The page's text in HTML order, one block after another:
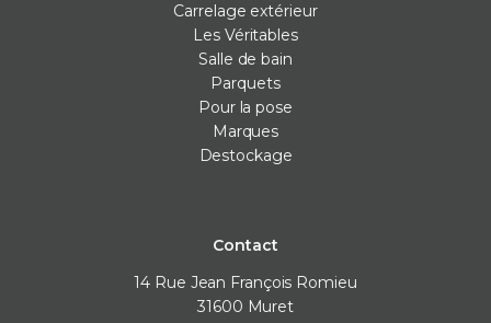
Carrelage extérieur
Les Véritables
Salle de bain
Parquets
Pour la pose
Marques
Destockage
Contact
14 Rue Jean François Romieu
31600 Muret